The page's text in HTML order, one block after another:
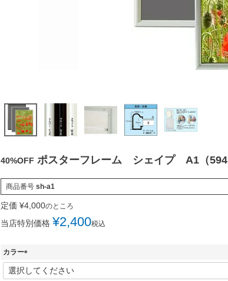
40%OFF ポスターフレーム シェイプ A1（
商品番号 sh-a1
定価 ¥4,000のところ
当店特別価格 ¥2,400税込
カラー
(
必